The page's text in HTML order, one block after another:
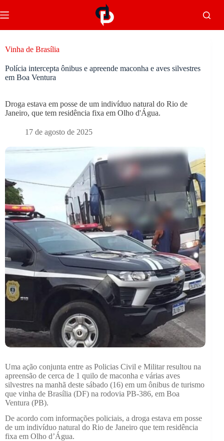
Vinha de Brasília
Polícia intercepta ônibus e apreende maconha e aves silvestres
em Boa Ventura
Droga estava em posse de um indivíduo natural do Rio de
Janeiro, que tem residência fixa em Olho d'Água.
17 de agosto de 2025
Uma ação conjunta entre as Policias Civil e Militar resultou na
apreensão de cerca de 1 quilo de maconha e várias aves
silvestres na manhã deste sábado (16) em um ônibus de turismo
que vinha de Brasília (DF) na rodovia PB-386, em Boa
Ventura (PB).
De acordo com informações policiais, a droga estava em posse
de um indivíduo natural do Rio de Janeiro que tem residência
fixa em Olho d’Água.